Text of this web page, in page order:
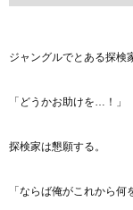
ジャングルでとある探検
「どうかお助けを…！」
探検家は懇願する。
「ならば俺がこれから